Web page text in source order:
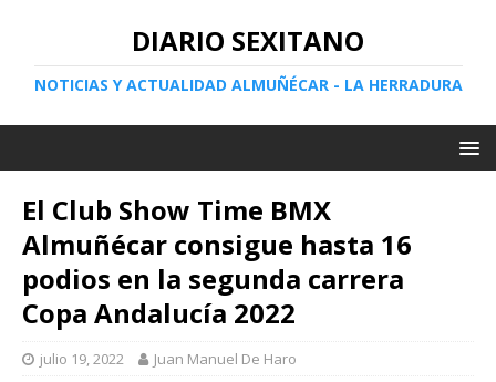
DIARIO SEXITANO
NOTICIAS Y ACTUALIDAD ALMUÑÉCAR - LA HERRADURA
El Club Show Time BMX
Almuñécar consigue hasta 16
podios en la segunda carrera
Copa Andalucía 2022
julio 19, 2022 Juan Manuel De Haro